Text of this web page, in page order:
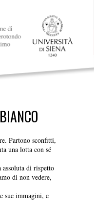
Partono sconfitti,
una lotta con sé
di rispetto
di non vedere,
sue immagini, e